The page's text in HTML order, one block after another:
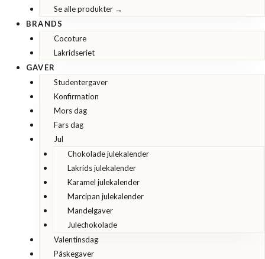
Se alle produkter →
BRANDS
Cocoture
Lakridseriet
GAVER
Studentergaver
Konfirmation
Mors dag
Fars dag
Jul
Chokolade julekalender
Lakrids julekalender
Karamel julekalender
Marcipan julekalender
Mandelgaver
Julechokolade
Valentinsdag
Påskegaver